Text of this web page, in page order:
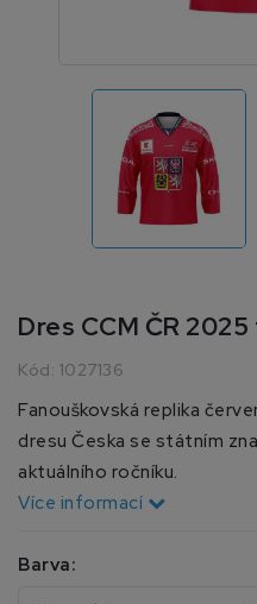
Dres CCM ČR
Kód: 1027136
Fanouškovská replika
dresu Česka se státním
aktuálního ročníku.
Více informací
Barva: